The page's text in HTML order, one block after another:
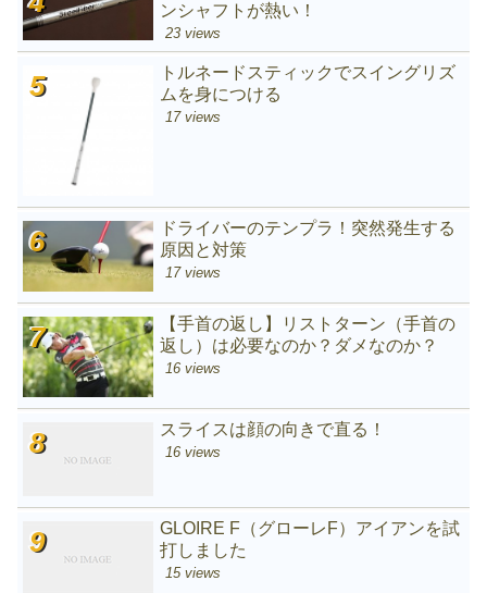
ンシャフトが熱い！
23 views
トルネードスティックでスイングリズ
ムを身につける
17 views
ドライバーのテンプラ！突然発生する
原因と対策
17 views
【手首の返し】リストターン（手首の
返し）は必要なのか？ダメなのか？
16 views
スライスは顔の向きで直る！
16 views
GLOIRE F（グローレF）アイアンを試
打しました
15 views